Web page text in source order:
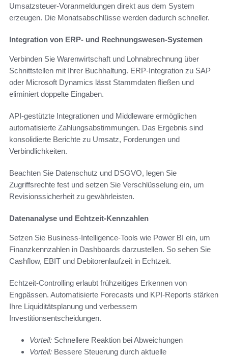
Umsatzsteuer-Voranmeldungen direkt aus dem System
erzeugen. Die Monatsabschlüsse werden dadurch schneller.
Integration von ERP- und Rechnungswesen-Systemen
Verbinden Sie Warenwirtschaft und Lohnabrechnung über
Schnittstellen mit Ihrer Buchhaltung. ERP-Integration zu SAP
oder Microsoft Dynamics lässt Stammdaten fließen und
eliminiert doppelte Eingaben.
API-gestützte Integrationen und Middleware ermöglichen
automatisierte Zahlungsabstimmungen. Das Ergebnis sind
konsolidierte Berichte zu Umsatz, Forderungen und
Verbindlichkeiten.
Beachten Sie Datenschutz und DSGVO, legen Sie
Zugriffsrechte fest und setzen Sie Verschlüsselung ein, um
Revisionssicherheit zu gewährleisten.
Datenanalyse und Echtzeit-Kennzahlen
Setzen Sie Business-Intelligence-Tools wie Power BI ein, um
Finanzkennzahlen in Dashboards darzustellen. So sehen Sie
Cashflow, EBIT und Debitorenlaufzeit in Echtzeit.
Echtzeit-Controlling erlaubt frühzeitiges Erkennen von
Engpässen. Automatisierte Forecasts und KPI-Reports stärken
Ihre Liquiditätsplanung und verbessern
Investitionsentscheidungen.
Vorteil: Schnellere Reaktion bei Abweichungen
Vorteil: Bessere Steuerung durch aktuelle